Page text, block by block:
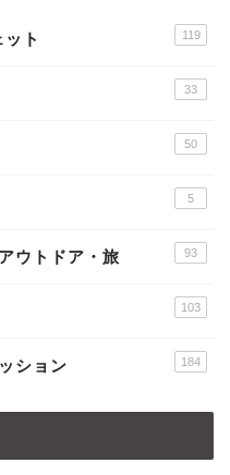
ト 119
33
50
5
ウトドア・旅 93
103
ション 184